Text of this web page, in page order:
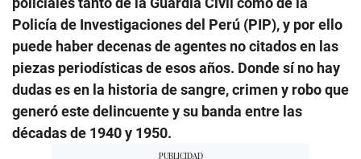
Policía de Investigaciones del Perú (PIP), y por ello
puede haber decenas de agentes no citados en las
piezas periodísticas de esos años. Donde sí no hay
dudas es en la historia de sangre, crimen y robo que
generó este delincuente y su banda entre las
décadas de 1940 y 1950.